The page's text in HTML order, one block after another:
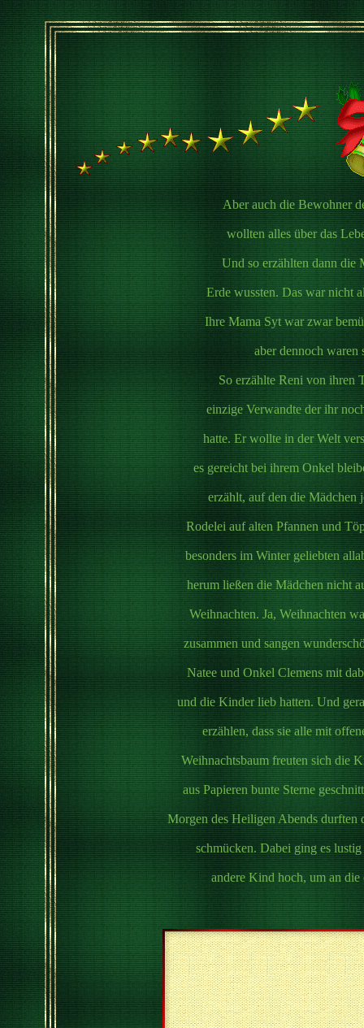
Aber auch die Bewohner
wollten alles über das
Und so erzählten dann die
Erde wussten. Das war nicht
Ihre Mama Syt war zwar
aber dennoch waren
So erzählte Reni von ihren
einzige Verwandte der ihr
hatte. Er wollte in der Welt
es gereicht bei ihrem Onkel
erzählt, auf den die Mädchen
Rodelei auf alten Pfannen und
besonders im Winter geliebten
herum ließen die Mädchen nicht
Weihnachten. Ja, Weihnachten
zusammen und sangen
Natee und Onkel Clemens mit
und die Kinder lieb hatten. Und
erzählen, dass sie alle mit
Weihnachtsbaum freuten sich die
aus Papieren bunte Sterne
Morgen des Heiligen Abends
schmücken. Dabei ging es
andere Kind hoch, um an